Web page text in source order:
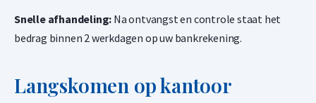
1,50% onder spot
Snelle afhandeling: Na ontvangst en controle staat het
bedrag binnen 2 werkdagen op uw bankrekening.
Langskomen op kantoor